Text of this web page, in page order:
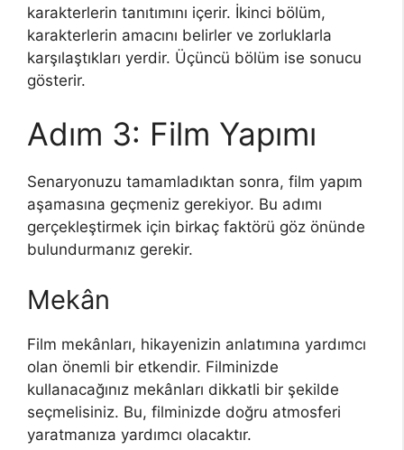
karakterlerin tanıtımını içerir. İkinci bölüm,
karakterlerin amacını belirler ve zorluklarla
karşılaştıkları yerdir. Üçüncü bölüm ise sonucu
gösterir.
Adım 3: Film Yapımı
Senaryonuzu tamamladıktan sonra, film yapım
aşamasına geçmeniz gerekiyor. Bu adımı
gerçekleştirmek için birkaç faktörü göz önünde
bulundurmanız gerekir.
Mekân
Film mekânları, hikayenizin anlatımına yardımcı
olan önemli bir etkendir. Filminizde
kullanacağınız mekânları dikkatli bir şekilde
seçmelisiniz. Bu, filminizde doğru atmosferi
yaratmanıza yardımcı olacaktır.